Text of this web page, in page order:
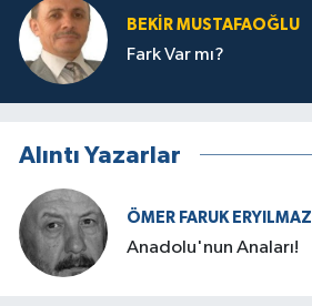
BEKIR MUSTAFAOĞLU
Fark Var mı?
Alıntı Yazarlar
ÖMER FARUK ERYILMAZ
Anadolu'nun Anaları!